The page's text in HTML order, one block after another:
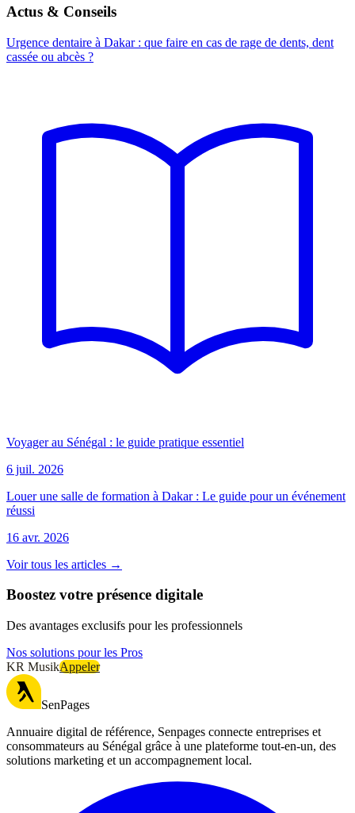
Actus & Conseils
Urgence dentaire à Dakar : que faire en cas de rage de dents, dent
cassée ou abcès ?
Voyager au Sénégal : le guide pratique essentiel
6 juil. 2026
Louer une salle de formation à Dakar : Le guide pour un événement
réussi
16 avr. 2026
Voir tous les articles →
Boostez votre présence digitale
Des avantages exclusifs pour les professionnels
Nos solutions pour les Pros
KR MusikAppeler
SenPages
Annuaire digital de référence, Senpages connecte entreprises et
consommateurs au Sénégal grâce à une plateforme tout-en-un, des
solutions marketing et un accompagnement local.